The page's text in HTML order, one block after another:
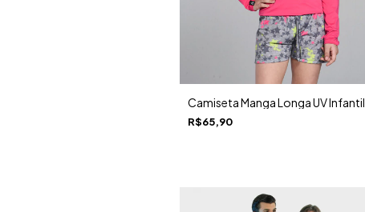
Camiseta Manga Longa UV Infantil
R$65,90